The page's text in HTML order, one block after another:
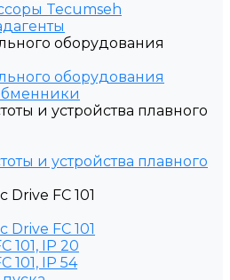
Tecumseh
оборудования
оборудования
и устройства плавного
и устройства плавного
Drive FC 101
Drive FC 101
101, IP 20
101, IP 54